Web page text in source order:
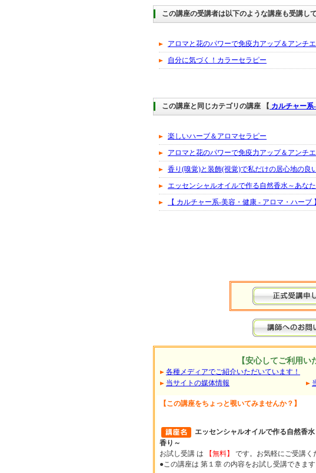
この講座の受講者は以下のような講座も受講し
アロマと花のパワーで免疫力アップ＆アンチエ
自分に気づく！カラーセラピー
この講座と同じカテゴリの講座 【 カルチャー系
楽しいハーブ＆アロマセラピー
アロマと花のパワーで免疫力アップ＆アンチエ
香り(嗅覚)と装飾(視覚)で私だけの居心地の良
エッセンシャルオイルで作る自然香水～あな
【 カルチャー系-美容・健康 - アロマ・ハー
【安心してご利用い
各種メディアでご紹介いただいています！
当サイトの媒体情報
【この講座をちょっと覗いてみませんか？】
エッセンシャルオイルで作る自然香
香り～
お試し受講 は 【無料】 です。お気軽にご受講く
●この講座は 第１章 の内容をお試し受講できます